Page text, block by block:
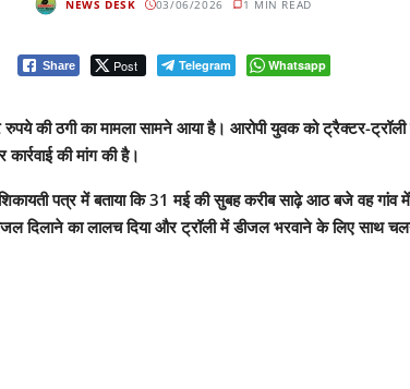
NEWS DESK 03/06/2026 1 MIN READ
Share Post Telegram Whatsapp
की ठगी का मामला सामने आया है। आरोपी युवक को ट्रैक्टर-
की मांग की है।
पत्र में बताया कि 31 मई की सुबह करीब साढ़े आठ बजे वह गांव
दिलाने का लालच दिया और ट्रॉली में डीजल भरवाने के लिए साथ